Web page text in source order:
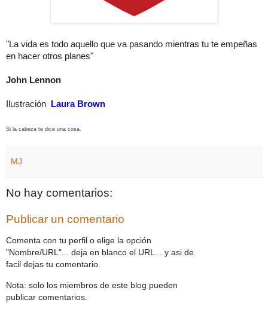
"La vida es todo aquello que va pasando mientras tu te empeñas
en hacer otros planes"
John Lennon
Ilustración Laura Brown
Si la cabeza te dice una cosa.
MJ
No hay comentarios:
Publicar un comentario
Comenta con tu perfil o elige la opción
"Nombre/URL"... deja en blanco el URL... y asi de
facil dejas tu comentario.
Nota: solo los miembros de este blog pueden
publicar comentarios.